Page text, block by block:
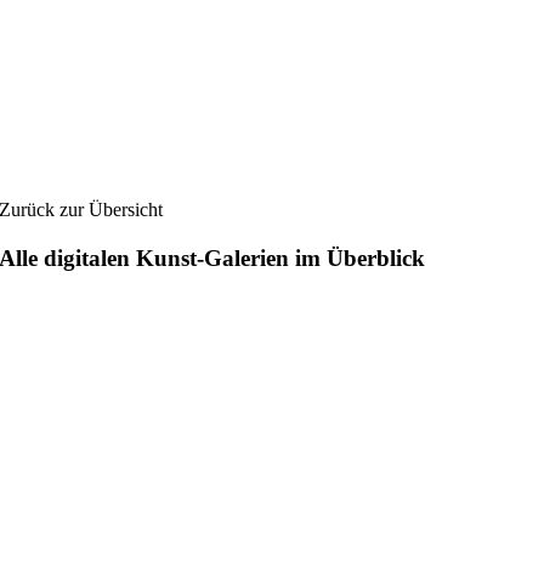
Zurück zur Übersicht
Alle digitalen Kunst-Galerien im Überblick